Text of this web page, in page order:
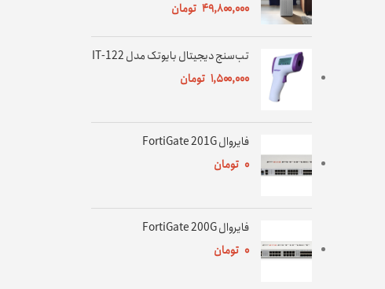
۴۹,۸۰۰,۰۰۰ تومان
تب‌سنج دیجیتال بایوتک مدل IT-122
۱,۵۰۰,۰۰۰ تومان
فایروال FortiGate 201G
۰ تومان
فایروال FortiGate 200G
۰ تومان